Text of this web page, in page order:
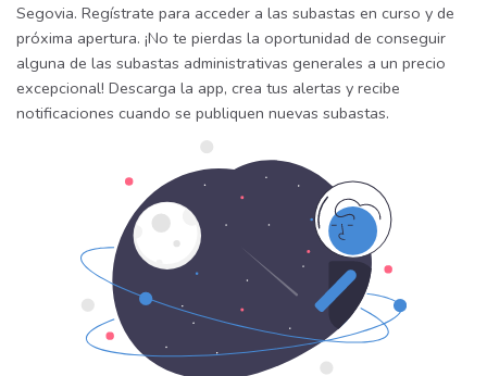
Segovia. Regístrate para acceder a las subastas en curso y de
próxima apertura. ¡No te pierdas la oportunidad de conseguir
alguna de las subastas administrativas generales a un precio
excepcional! Descarga la app, crea tus alertas y recibe
notificaciones cuando se publiquen nuevas subastas.